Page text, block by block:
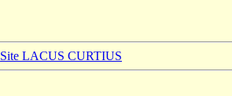
Site LACUS CURTIUS